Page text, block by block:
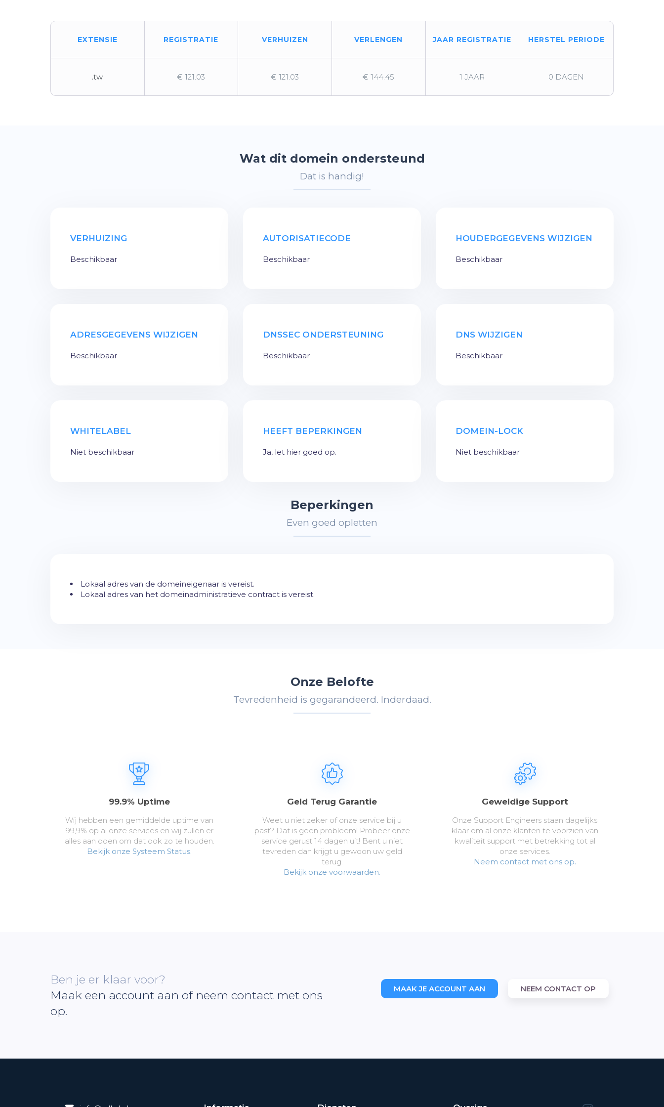
EXTENSIE REGISTRATIE VERHUIZEN VERLENGEN JAAR REGISTRATIE HERSTEL PERIODE
.tw € 121.03 € 121.03 € 144.45 1 JAAR 0 DAGEN
Wat dit domein ondersteund
Dat is handig!
VERHUIZING
Beschikbaar
AUTORISATIECODE
Beschikbaar
HOUDERGEGEVENS WIJZIGEN
Beschikbaar
ADRESGEGEVENS WIJZIGEN
Beschikbaar
DNSSEC ONDERSTEUNING
Beschikbaar
DNS WIJZIGEN
Beschikbaar
WHITELABEL
Niet beschikbaar
HEEFT BEPERKINGEN
Ja, let hier goed op.
DOMEIN-LOCK
Niet beschikbaar
Beperkingen
Even goed opletten
Lokaal adres van de domeineigenaar is vereist.
Lokaal adres van het domeinadministratieve contract is vereist.
Onze Belofte
Tevredenheid is gegarandeerd. Inderdaad.
99.9% Uptime
Wij hebben een gemiddelde uptime van
99,9% op al onze services en wij zullen er
alles aan doen om dat ook zo te houden.
Bekijk onze Systeem Status.
Geld Terug Garantie
Weet u niet zeker of onze service bij u
past? Dat is geen probleem! Probeer onze
service gerust 14 dagen uit! Bent u niet
tevreden dan krijgt u gewoon uw geld
terug.
Bekijk onze voorwaarden.
Geweldige Support
Onze Support Engineers staan dagelijks
klaar om al onze klanten te voorzien van
kwaliteit support met betrekking tot al
onze services.
Neem contact met ons op.
Ben je er klaar voor?
Maak een account aan of neem contact met ons
op.
MAAK JE ACCOUNT AAN NEEM CONTACT OP